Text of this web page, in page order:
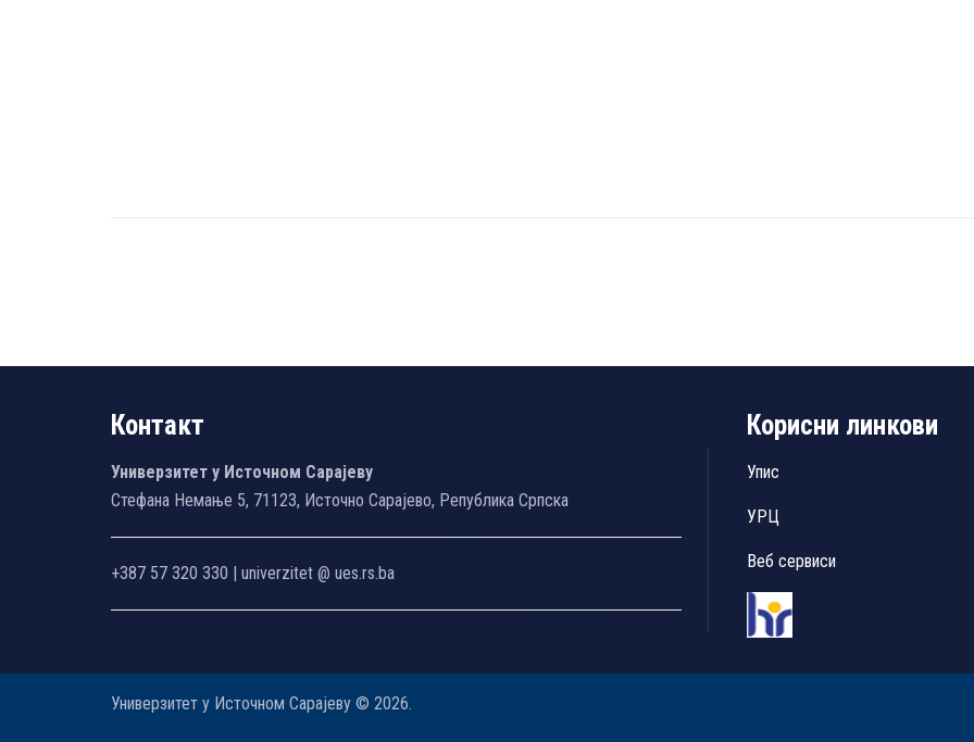
Контакт
Универзитет у Источном Сарајеву
Стефана Немање 5, 71123, Источно Сарајево, Република Српска
+387 57 320 330 | univerzitet @ ues.rs.ba
Корисни линкови
Упис
УРЦ
Веб сервиси
Универзитет у Источном Сарајеву © 2026.